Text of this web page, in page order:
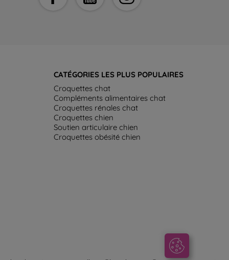
CATÉGORIES LES PLUS POPULAIRES
Croquettes chat
Compléments alimentaires chat
Croquettes rénales chat
Croquettes chien
Soutien articulaire chien
Croquettes obésité chien